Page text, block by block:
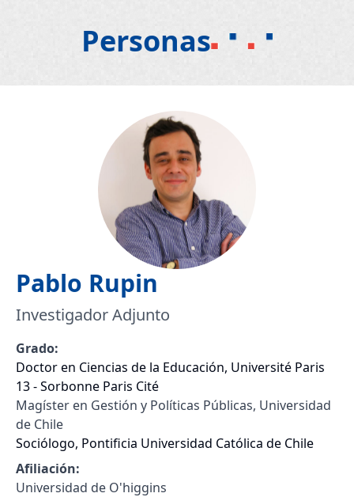
Personas
Pablo Rupin
Investigador Adjunto
Grado:
Doctor en Ciencias de la Educación, Université Paris
13 - Sorbonne Paris Cité
Magíster en Gestión y Políticas Públicas, Universidad
de Chile
Sociólogo, Pontificia Universidad Católica de Chile
Afiliación:
Universidad de O'higgins